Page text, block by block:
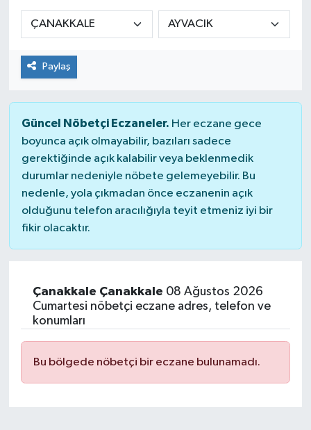
Paylaş
Güncel Nöbetçi Eczaneler. Her eczane gece
boyunca açık olmayabilir, bazıları sadece
gerektiğinde açık kalabilir veya beklenmedik
durumlar nedeniyle nöbete gelemeyebilir. Bu
nedenle, yola çıkmadan önce eczanenin açık
olduğunu telefon aracılığıyla teyit etmeniz iyi bir
fikir olacaktır.
Çanakkale Çanakkale 08 Ağustos 2026
Cumartesi nöbetçi eczane adres, telefon ve
konumları
Bu bölgede nöbetçi bir eczane bulunamadı.
Siyaset
Spor